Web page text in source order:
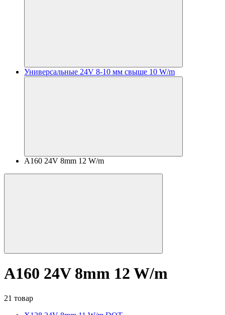
Универсальные 24V 8-10 мм свыше 10 W/m
A160 24V 8mm 12 W/m
A160 24V 8mm 12 W/m
21 товар